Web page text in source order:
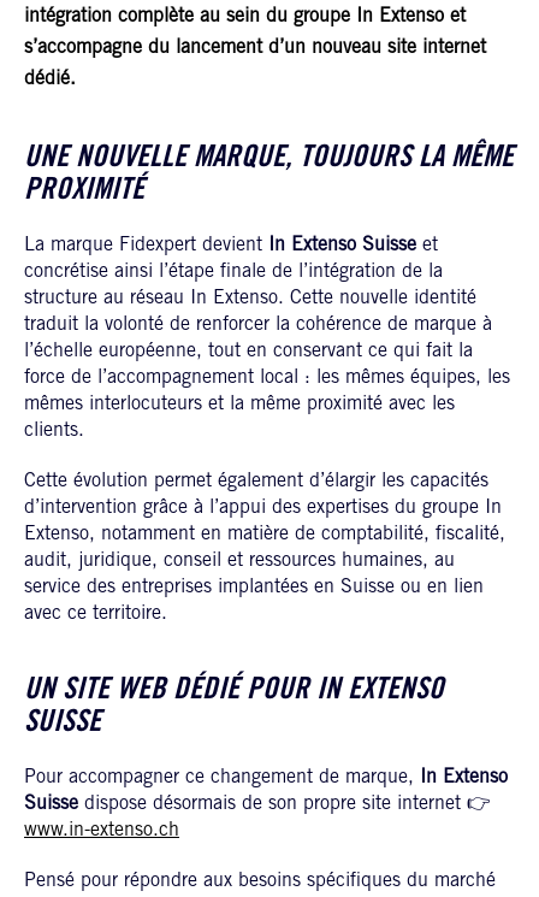
intégration complète au sein du groupe In Extenso et
s’accompagne du lancement d’un nouveau site internet
dédié.
UNE NOUVELLE MARQUE, TOUJOURS LA MÊME
PROXIMITÉ
La marque Fidexpert devient In Extenso Suisse et
concrétise ainsi l’étape finale de l’intégration de la
structure au réseau In Extenso. Cette nouvelle identité
traduit la volonté de renforcer la cohérence de marque à
l’échelle européenne, tout en conservant ce qui fait la
force de l’accompagnement local : les mêmes équipes, les
mêmes interlocuteurs et la même proximité avec les
clients.
Cette évolution permet également d’élargir les capacités
d’intervention grâce à l’appui des expertises du groupe In
Extenso, notamment en matière de comptabilité, fiscalité,
audit, juridique, conseil et ressources humaines, au
service des entreprises implantées en Suisse ou en lien
avec ce territoire.
UN SITE WEB DÉDIÉ POUR IN EXTENSO
SUISSE
Pour accompagner ce changement de marque, In Extenso
Suisse dispose désormais de son propre site internet 👉
www.in-extenso.ch
Pensé pour répondre aux besoins spécifiques du marché